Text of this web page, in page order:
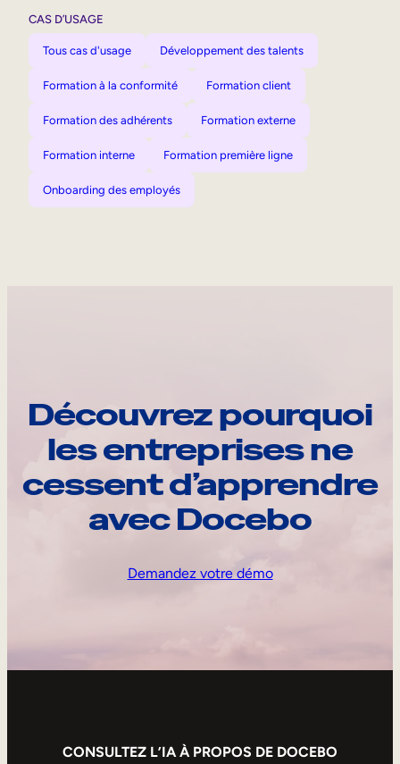
CAS D’USAGE
Tous cas d'usage Développement des talents
Formation à la conformité Formation client
Formation des adhérents Formation externe
Formation interne Formation première ligne
Onboarding des employés
Découvrez pourquoi
les entreprises ne
cessent d’apprendre
avec Docebo
Demandez votre démo
CONSULTEZ L’IA À PROPOS DE DOCEBO